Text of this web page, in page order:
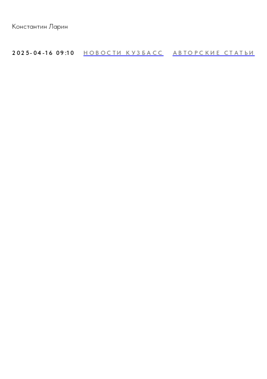
Константин Ларин
2025-04-16 09:10 НОВОСТИ КУЗБАСС АВТОРСКИЕ СТАТЬИ